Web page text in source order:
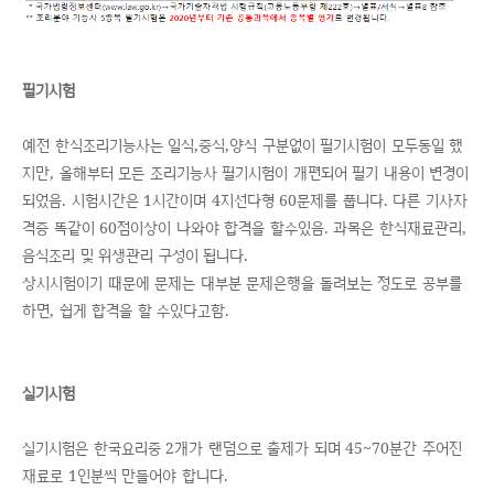
필기시험
예전 한식조리기능사는 일식,중식,양식 구분없이 필기시험이 모두동일 했
지만, 올해부터 모든 조리기능사 필기시험이 개편되어 필기 내용이 변경이
되었음. 시험시간은 1시간이며 4지선다형 60문제를 풉니다. 다른 기사자
격증 똑같이 60점이상이 나와야 합격을 할수있음. 과목은 한식재료관리,
음식조리 및 위생관리 구성이 됩니다.
상시시험이기 때문에 문제는 대부분 문제은행을 돌려보는 정도로 공부를
하면, 쉽게 합격을 할 수있다고함.
실기시험
실기시험은 한국요리중 2개가 랜덤으로 출제가 되며 45~70분간 주어진
재료로 1인분씩 만들어야 합니다.